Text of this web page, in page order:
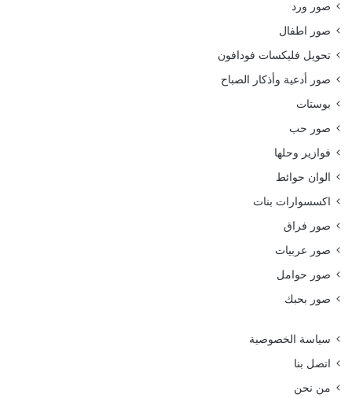
صور ورد
صور اطفال
تحويل فليكسات فودافون
صور أدعية وأذكار الصباح
بوستات
صور حب
فوازير وحلها
الوان حوائط
اكسسوارات بنات
صور فراق
صور عربيات
صور حوامل
صور بحبك
سياسة الخصوصية
اتصل بنا
من نحن